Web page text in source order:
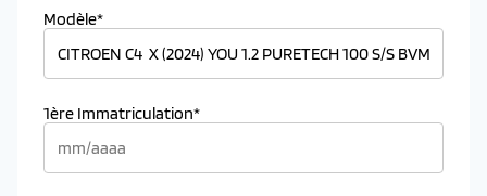
Modèle*
1ère Immatriculation*